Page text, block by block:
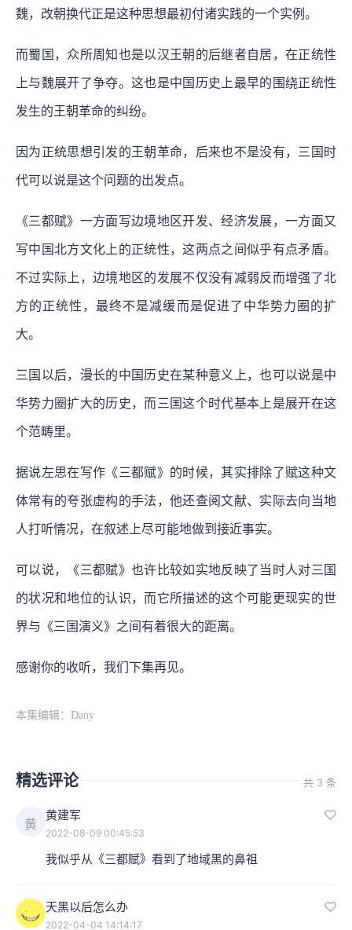
魏，改朝换代正是这种思想最初付诸实践的一个实例。
而蜀国，众所周知也是以汉王朝的后继者自居，在正统性
上与魏展开了争夺。这也是中国历史上最早的围绕正统性
发生的王朝革命的纠纷。
因为正统思想引发的王朝革命，后来也不是没有，三国时
代可以说是这个问题的出发点。
《三都赋》一方面写边境地区开发、经济发展，一方面又
写中国北方文化上的正统性，这两点之间似乎有点矛盾。
不过实际上，边境地区的发展不仅没有减弱反而增强了北
方的正统性，最终不是减缓而是促进了中华势力圈的扩
大。
三国以后，漫长的中国历史在某种意义上，也可以说是中
华势力圈扩大的历史，而三国这个时代基本上是展开在这
个范畴里。
据说左思在写作《三都赋》的时候，其实排除了赋这种文
体常有的夸张虚构的手法，他还查阅文献、实际去向当地
人打听情况，在叙述上尽可能地做到接近事实。
可以说，《三都赋》也许比较如实地反映了当时人对三国
的状况和地位的认识，而它所描述的这个可能更现实的世
界与《三国演义》之间有着很大的距离。
感谢你的收听，我们下集再见。
本集编辑：Dany
精选评论 共 3 条
黄
黄建军
2022-08-09 00:45:53
我似乎从《三都赋》看到了地域黑的鼻祖
天黑以后怎么办
2022-04-04 14:14:17